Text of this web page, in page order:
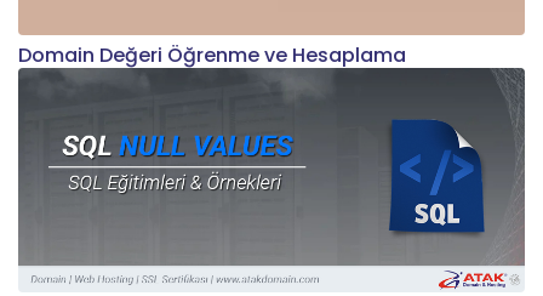
Domain Değeri Öğrenme ve Hesaplama